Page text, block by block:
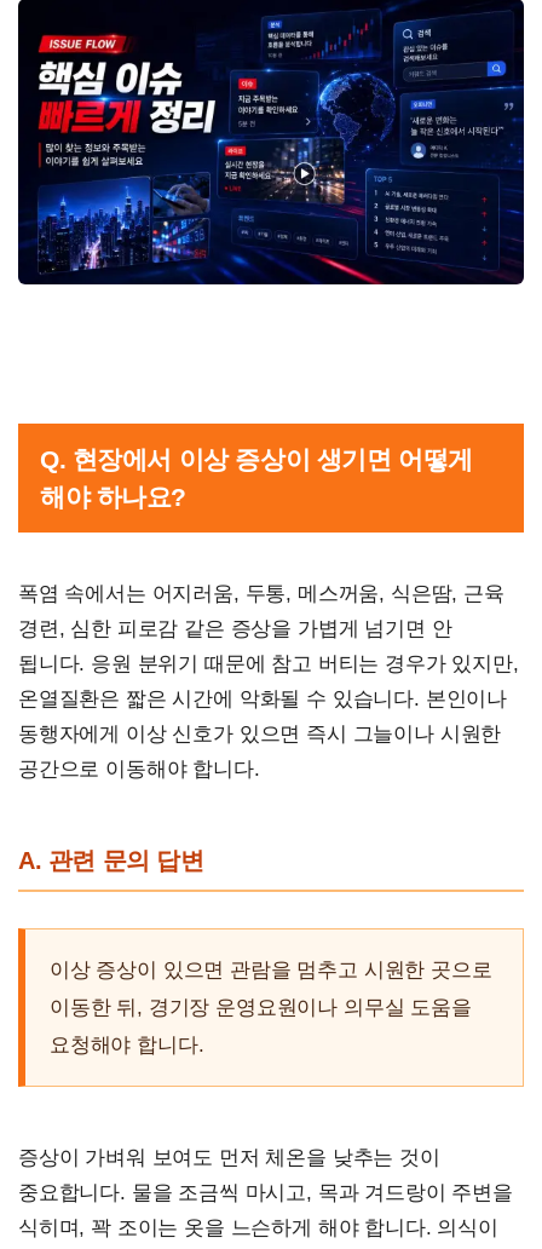
Q. 현장에서 이상 증상이 생기면 어떻게
해야 하나요?
폭염 속에서는 어지러움, 두통, 메스꺼움, 식은땀, 근육
경련, 심한 피로감 같은 증상을 가볍게 넘기면 안
됩니다. 응원 분위기 때문에 참고 버티는 경우가 있지만,
온열질환은 짧은 시간에 악화될 수 있습니다. 본인이나
동행자에게 이상 신호가 있으면 즉시 그늘이나 시원한
공간으로 이동해야 합니다.
A. 관련 문의 답변
이상 증상이 있으면 관람을 멈추고 시원한 곳으로
이동한 뒤, 경기장 운영요원이나 의무실 도움을
요청해야 합니다.
증상이 가벼워 보여도 먼저 체온을 낮추는 것이
중요합니다. 물을 조금씩 마시고, 목과 겨드랑이 주변을
식히며, 꽉 조이는 옷을 느슨하게 해야 합니다. 의식이